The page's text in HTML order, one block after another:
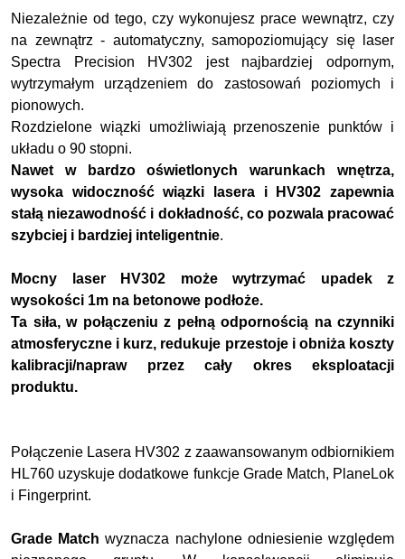
Niezależnie od tego, czy wykonujesz prace wewnątrz, czy
na zewnątrz - automatyczny, samopoziomujący się laser
Spectra Precision HV302 jest najbardziej odpornym,
wytrzymałym urządzeniem do zastosowań poziomych i
pionowych.
Rozdzielone wiązki umożliwiają przenoszenie punktów i
układu o 90 stopni.
Nawet w bardzo oświetlonych warunkach wnętrza,
wysoka widoczność wiązki lasera i HV302 zapewnia
stałą niezawodność i dokładność, co pozwala pracować
szybciej i bardziej inteligentnie.
Mocny laser HV302 może wytrzymać upadek z
wysokości 1m na betonowe podłoże.
Ta siła, w połączeniu z pełną odpornością na czynniki
atmosferyczne i kurz, redukuje przestoje i obniża koszty
kalibracji/napraw przez cały okres eksploatacji
produktu.
Połączenie Lasera HV302 z zaawansowanym odbiornikiem
HL760 uzyskuje dodatkowe funkcje Grade Match, PlaneLok
i Fingerprint.
Grade Matchwyznacza nachylone odniesienie względem